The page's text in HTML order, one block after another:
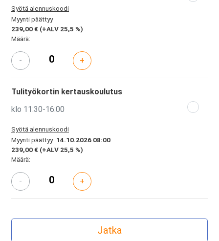
Syötä alennuskoodi
Myynti päättyy
239,00 € (+ALV 25,5 %)
Määrä:
- +
Tulityökortin kertauskoulutus
klo 11:30-16:00
Syötä alennuskoodi
Myynti päättyy 14.10.2026 08:00
239,00 € (+ALV 25,5 %)
Määrä:
- +